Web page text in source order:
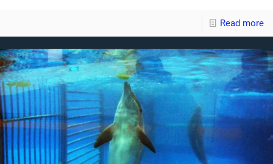
Read more